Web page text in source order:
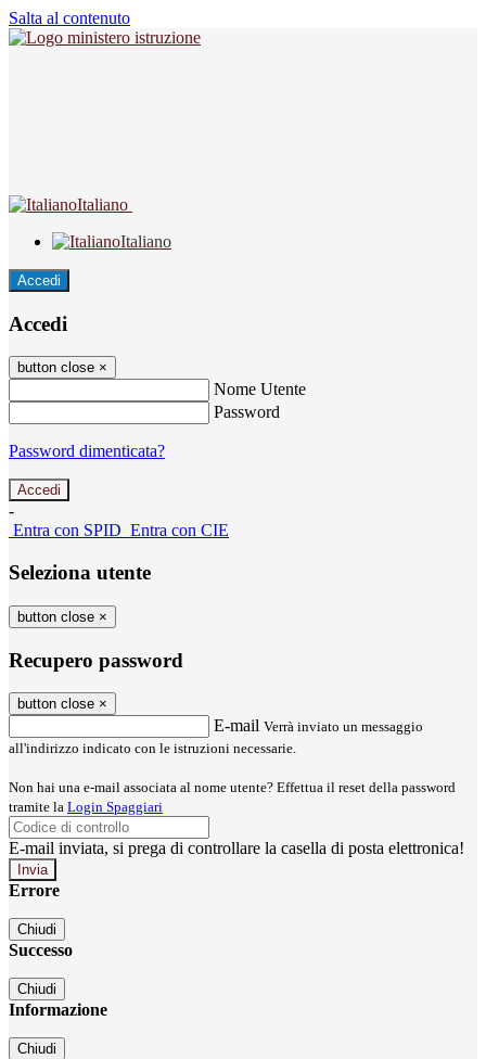
Salta al contenuto
Italiano
Italiano
Accedi
Accedi
button close ×
Nome Utente
Password
Password dimenticata?
-
Entra con SPID Entra con CIE
Seleziona utente
button close ×
Recupero password
button close ×
E-mail Verrà inviato un messaggio
all'indirizzo indicato con le istruzioni necessarie.
Non hai una e-mail associata al nome utente? Effettua il reset della password
tramite la Login Spaggiari
E-mail inviata, si prega di controllare la casella di posta elettronica!
Errore
Chiudi
Successo
Chiudi
Informazione
Chiudi